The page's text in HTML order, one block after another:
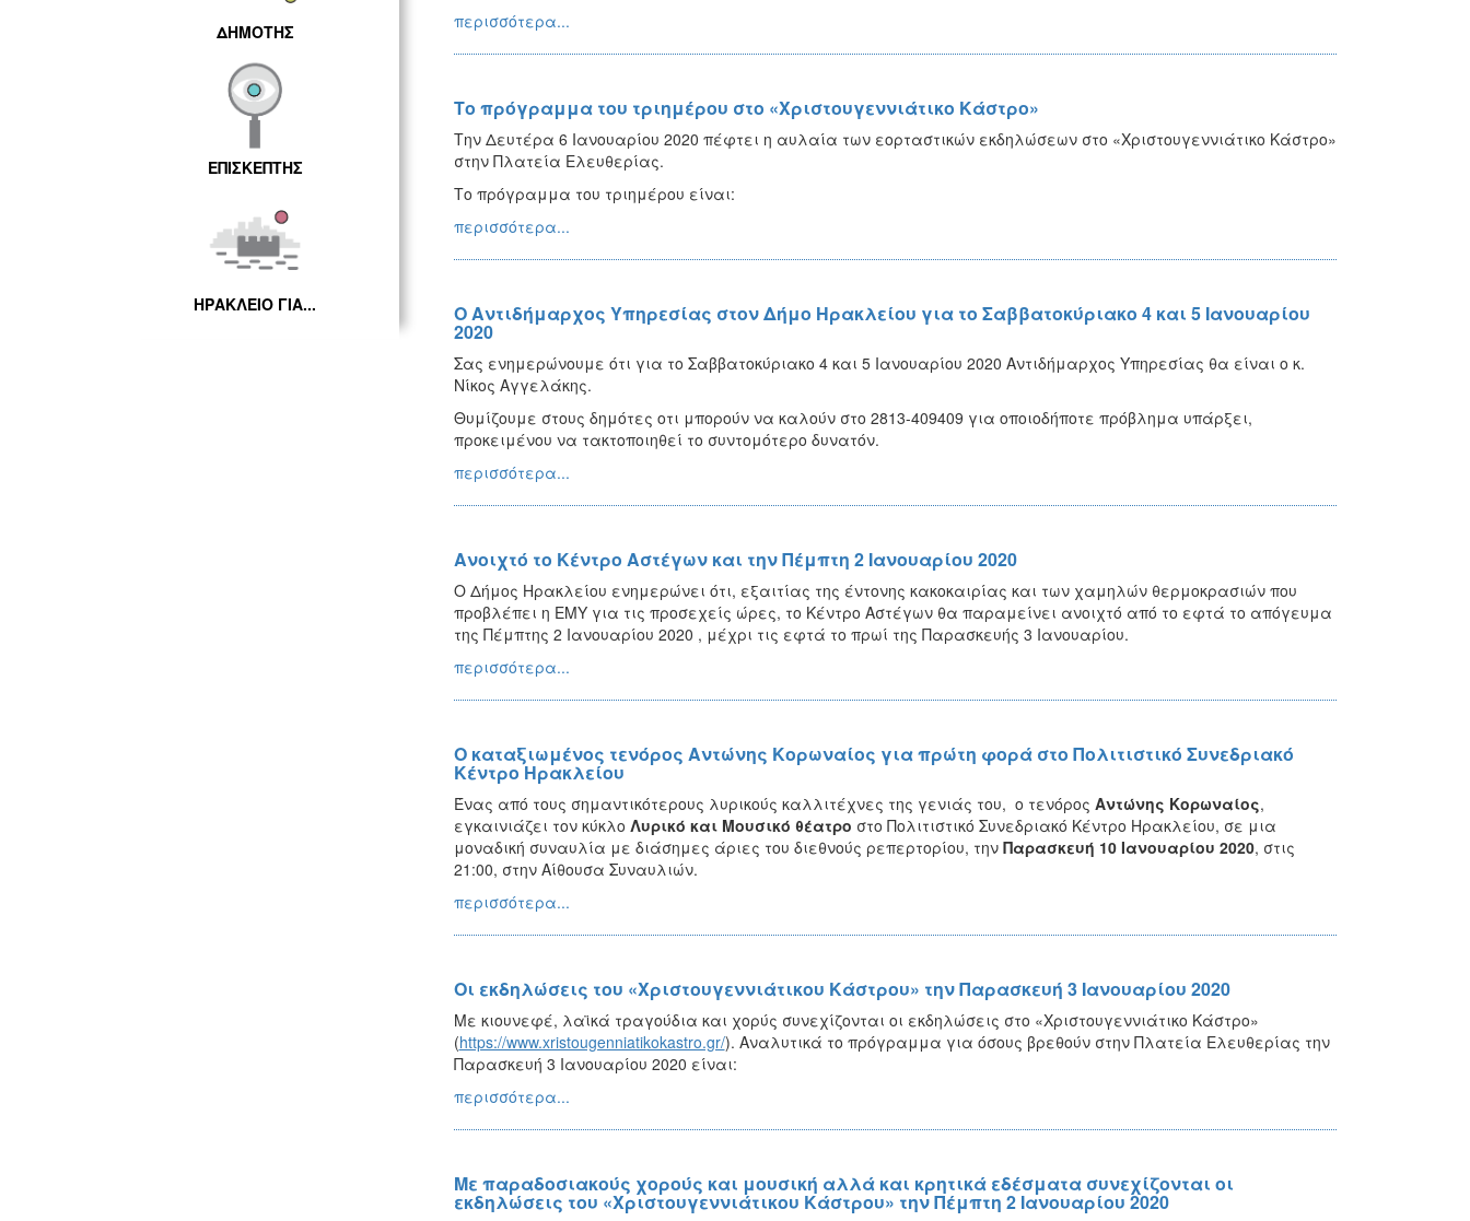
ΔΗΜΟΤΗΣ
ΕΠΙΣΚΕΠΤΗΣ
ΗΡΑΚΛΕΙΟ ΓΙΑ...
περισσότερα...
Το πρόγραμμα του τριημέρου στο «Χριστουγεννιάτικο Κάστρο»
Την Δευτέρα 6 Ιανουαρίου 2020 πέφτει η αυλαία των εορταστικών εκδηλώσεων στο «Χριστουγεννιάτικο Κάστρο»
στην Πλατεία Ελευθερίας.
Το πρόγραμμα του τριημέρου είναι:
περισσότερα...
Ο Αντιδήμαρχος Υπηρεσίας στον Δήμο Ηρακλείου για το Σαββατοκύριακο 4 και 5 Ιανουαρίου
2020
Σας ενημερώνουμε ότι για το Σαββατοκύριακο 4 και 5 Ιανουαρίου 2020 Αντιδήμαρχος Υπηρεσίας θα είναι ο κ.
Νίκος Αγγελάκης.
Θυμίζουμε στους δημότες οτι μπορούν να καλούν στο 2813-409409 για οποιοδήποτε πρόβλημα υπάρξει,
προκειμένου να τακτοποιηθεί το συντομότερο δυνατόν.
περισσότερα...
Ανοιχτό το Κέντρο Αστέγων και την Πέμπτη 2 Ιανουαρίου 2020
Ο Δήμος Ηρακλείου ενημερώνει ότι, εξαιτίας της έντονης κακοκαιρίας και των χαμηλών θερμοκρασιών που
προβλέπει η ΕΜΥ για τις προσεχείς ώρες, το Κέντρο Αστέγων θα παραμείνει ανοιχτό από το εφτά το απόγευμα
της Πέμπτης 2 Ιανουαρίου 2020 , μέχρι τις εφτά το πρωί της Παρασκευής 3 Ιανουαρίου.
περισσότερα...
Ο καταξιωμένος τενόρος Αντώνης Κορωναίος για πρώτη φορά στο Πολιτιστικό Συνεδριακό
Κέντρο Ηρακλείου
Ένας από τους σημαντικότερους λυρικούς καλλιτέχνες της γενιάς του, ο τενόρος Αντώνης Κορωναίος,
εγκαινιάζει τον κύκλο Λυρικό και Μουσικό θέατρο στο Πολιτιστικό Συνεδριακό Κέντρο Ηρακλείου, σε μια
μοναδική συναυλία με διάσημες άριες του διεθνούς ρεπερτορίου, την Παρασκευή 10 Ιανουαρίου 2020, στις
21:00, στην Αίθουσα Συναυλιών.
περισσότερα...
Οι εκδηλώσεις του «Χριστουγεννιάτικου Κάστρου» την Παρασκευή 3 Ιανουαρίου 2020
Με κιουνεφέ, λαϊκά τραγούδια και χορύς συνεχίζονται οι εκδηλώσεις στο «Χριστουγεννιάτικο Κάστρο»
(https://www.xristougenniatikokastro.gr/). Αναλυτικά το πρόγραμμα για όσους βρεθούν στην Πλατεία Ελευθερίας την
Παρασκευή 3 Ιανουαρίου 2020 είναι:
περισσότερα...
Με παραδοσιακούς χορούς και μουσική αλλά και κρητικά εδέσματα συνεχίζονται οι
εκδηλώσεις του «Χριστουγεννιάτικου Κάστρου» την Πέμπτη 2 Ιανουαρίου 2020